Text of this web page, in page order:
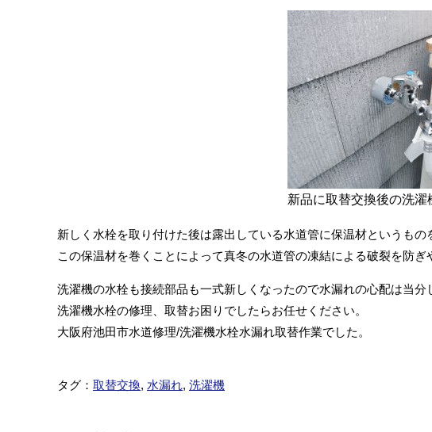
新品に取替交換後の洗濯
新しく水栓を取り付けた後は露出している水道管に保温材というもの
この保温材を巻くことによって真冬の水道管の凍結による破裂を防ぎ
洗濯機の水栓も接続部品も一式新しくなったので水漏れの心配は当分
洗濯機水栓の修理、取替お困りでしたらお任せください。
大阪府池田市水道修理/洗濯機水栓水漏れ取替作業でした。
タグ： 取替交換, 水漏れ, 洗濯機